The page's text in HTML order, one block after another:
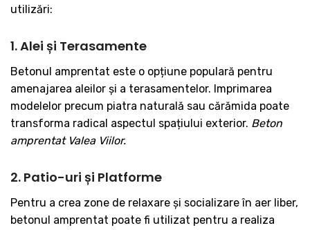
utilizări:
1. Alei și Terasamente
Betonul amprentat este o opțiune populară pentru
amenajarea aleilor și a terasamentelor. Imprimarea
modelelor precum piatra naturală sau cărămida poate
transforma radical aspectul spațiului exterior. Beton
amprentat Valea Viilor.
2. Patio-uri și Platforme
Pentru a crea zone de relaxare și socializare în aer liber,
betonul amprentat poate fi utilizat pentru a realiza